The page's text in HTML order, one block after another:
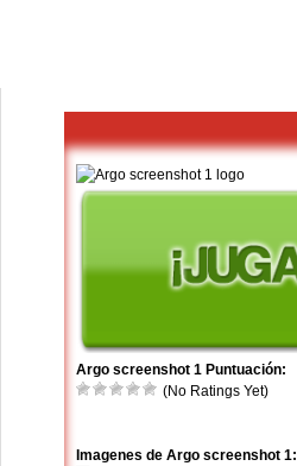
Argo screenshot 1 Puntuación:
(No Ratings Yet)
Imagenes de Argo screenshot 1: